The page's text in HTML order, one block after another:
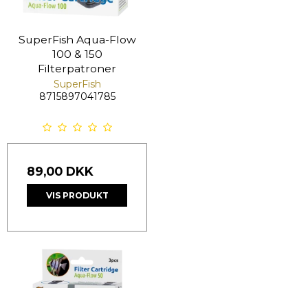
SuperFish Aqua-Flow
100 & 150
Filterpatroner
SuperFish
8715897041785
89,00 DKK
VIS PRODUKT